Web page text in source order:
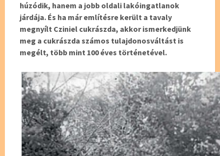
húzódik, hanem a jobb oldali lakóingatlanok
járdája. És ha már említésre került a tavaly
megnyílt Cziniel cukrászda, akkor ismerkedjünk
meg a cukrászda számos tulajdonosváltást is
megélt, több mint 100 éves történetével.